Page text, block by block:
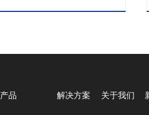
产品 解决方案 关于我们